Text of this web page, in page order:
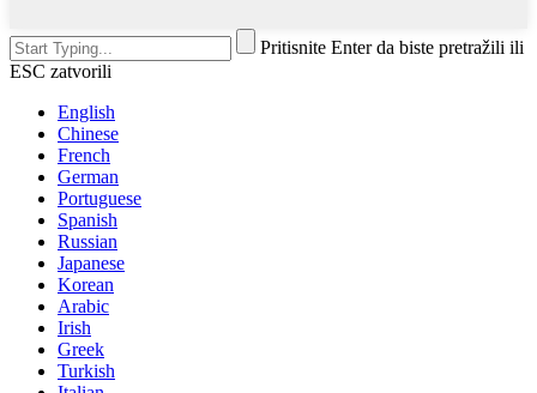
Pritisnite Enter da biste pretražili ili
ESC zatvorili
English
Chinese
French
German
Portuguese
Spanish
Russian
Japanese
Korean
Arabic
Irish
Greek
Turkish